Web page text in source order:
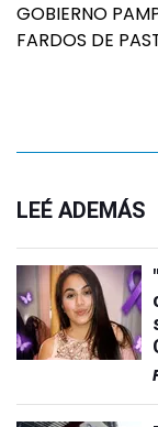
GOBIERNO
FARDOS DE
LEÉ ADEMÁS